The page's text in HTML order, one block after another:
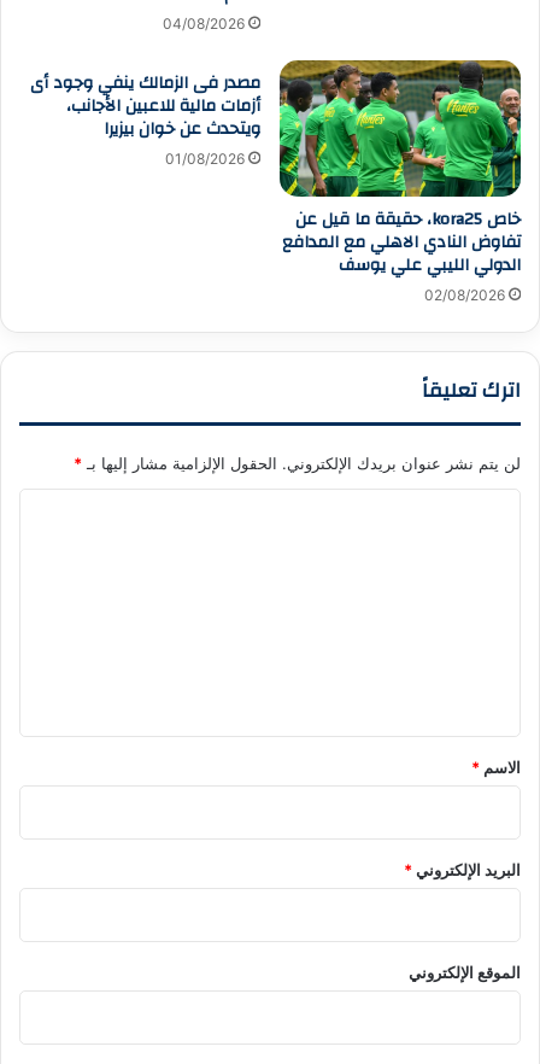
04/08/2026
خاص kora25، حقيقة ما قيل عن
تفاوض النادي الاهلي مع المدافع
الدولي الليبي علي يوسف
02/08/2026
مصدر فى الزمالك ينفي وجود أى
أزمات مالية للاعبين الأجانب،
ويتحدث عن خوان بيزيرا
01/08/2026
اترك تعليقاً
لن يتم نشر عنوان بريدك الإلكتروني. الحقول الإلزامية مشار إليها بـ *
*
الاسم *
البريد الإلكتروني*
الموقع الإلكتروني